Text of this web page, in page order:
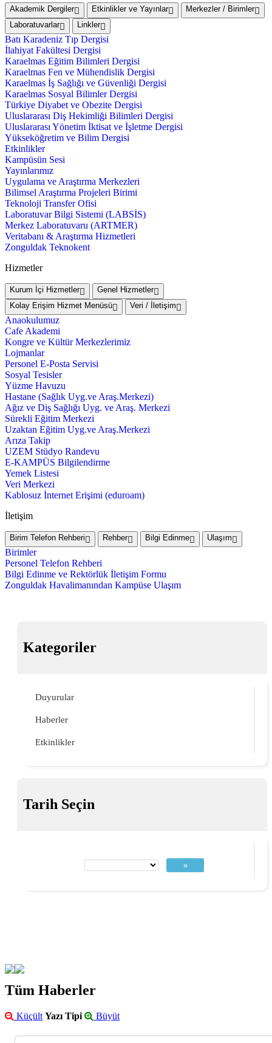
Akademik Dergiler Etkinlikler ve Yayınlar
Merkezler / Birimler
Laboratuvarlar
Linkler
Batı Karadeniz Tıp Dergisi
İlahiyat Fakültesi Dergisi
Karaelmas Eğitim Bilimleri Dergisi
Karaelmas Fen ve Mühendislik Dergisi
Karaelmas İş Sağlığı ve Güvenliği Dergisi
Karaelmas Sosyal Bilimler Dergisi
Türkiye Diyabet ve Obezite Dergisi
Uluslararası Diş Hekimliği Bilimleri Dergisi
Uluslararası Yönetim İktisat ve İşletme Dergisi
Yükseköğretim ve Bilim Dergisi
Etkinlikler
Kampüsün Sesi
Yayınlarımız
Uygulama ve Araştırma Merkezleri
Bilimsel Araştırma Projeleri Birimi
Teknoloji Transfer Ofisi
Laboratuvar Bilgi Sistemi (LABSİS)
Merkez Laboratuvaru (ARTMER)
Veritabanı & Araştırma Hizmetleri
Zonguldak Teknokent
Hizmetler
Kurum İçi Hizmetler
Genel Hizmetler
Kolay Erişim Hizmet Menüsü
Veri / İletişim
Anaokulumuz
Cafe Akademi
Kongre ve Kültür Merkezlerimiz
Lojmanlar
Personel E-Posta Servisi
Sosyal Tesisler
Yüzme Havuzu
Hastane (Sağlık Uyg.ve Araş.Merkezi)
Ağız ve Diş Sağlığı Uyg. ve Araş. Merkezi
Sürekli Eğitim Merkezi
Uzaktan Eğitim Uyg.ve Araş.Merkezi
Arıza Takip
UZEM Stüdyo Randevu
E-KAMPÜS Bilgilendirme
Yemek Listesi
Veri Merkezi
Kablosuz İnternet Erişimi (eduroam)
İletişim
Birim Telefon Rehberi Rehber Bilgi Edinme Ulaşım
Birimler
Personel Telefon Rehberi
Bilgi Edinme ve Rektörlük İletişim Formu
Zonguldak Havalimanından Kampüse Ulaşım
Kategoriler
Duyurular
Haberler
Etkinlikler
Tarih Seçin
»
Tüm Haberler
Küçült Yazı Tipi Büyüt